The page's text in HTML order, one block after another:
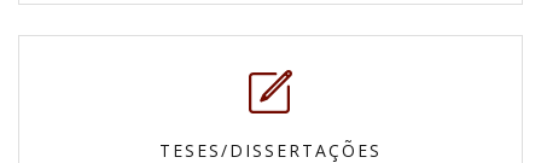
TESES/DISSERTAÇÕES